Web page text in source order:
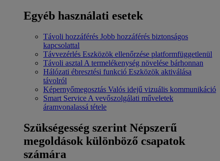
Egyéb használati esetek
Távoli hozzáférés Jobb hozzáférés biztonságos
kapcsolattal
Távvezérlés Eszközök ellenőrzése platformfüggetlenül
Távoli asztal A termelékenység növelése bárhonnan
Hálózati ébresztési funkció Eszközök aktiválása
távolról
Képernyőmegosztás Valós idejű vizuális kommunikáció
Smart Service A vevőszolgálati műveletek
áramvonalassá tétele
Szükségesség szerint Népszerű
megoldások különböző csapatok
számára